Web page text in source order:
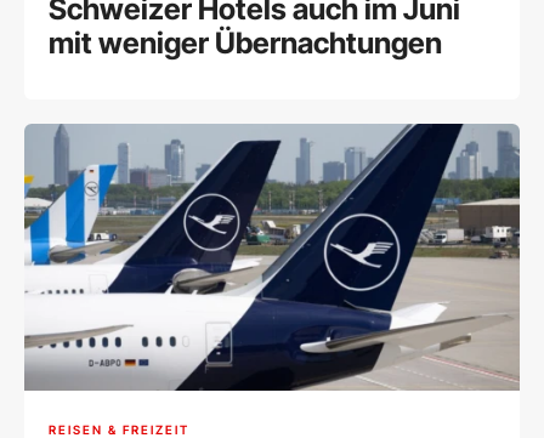
Schweizer Hotels auch im Juni
mit weniger Übernachtungen
REISEN & FREIZEIT